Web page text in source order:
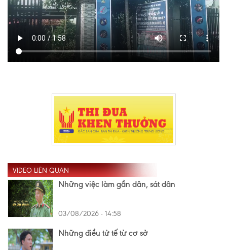
VIDEO LIÊN QUAN
Những việc làm gần dân, sát dân
03/08/2026 - 14:58
Những điều tử tế từ cơ sở